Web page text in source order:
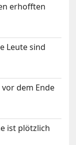
erhofften
Leute sind
dem Ende
ist plötzlich